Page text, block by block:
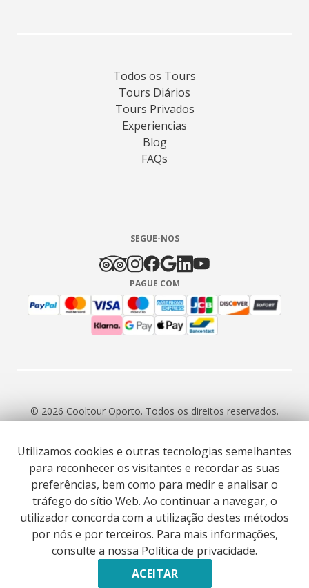
Todos os Tours
Tours Diários
Tours Privados
Experiencias
Blog
FAQs
SEGUE-NOS
PAGUE COM
© 2026 Cooltour Oporto. Todos os direitos reservados.
RNAAT 309/2015RNAVT 7055
Website co-funded by European Union’s COSME - SMP
programme executed under project ST3ER - ref. 101121592
Desenvolvido por
Utilizamos cookies e outras tecnologias semelhantes
para reconhecer os visitantes e recordar as suas
preferências, bem como para medir e analisar o
tráfego do sítio Web. Ao continuar a navegar, o
utilizador concorda com a utilização destes métodos
por nós e por terceiros. Para mais informações,
consulte a nossa Política de privacidade.
ACEITAR